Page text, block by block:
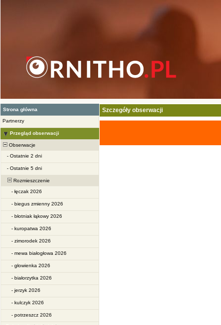
Strona główna
Partnerzy
Przegląd obserwacji
Obserwacje
- Ostatnie 2 dni
- Ostatnie 5 dni
Rozmieszczenie
- łęczak 2026
- biegus zmienny 2026
- błotniak łąkowy 2026
- kuropatwa 2026
- zimorodek 2026
- mewa białogłowa 2026
- głowienka 2026
- białorzytka 2026
- jerzyk 2026
- kulczyk 2026
- potrzeszcz 2026
Szczegóły obserwacji